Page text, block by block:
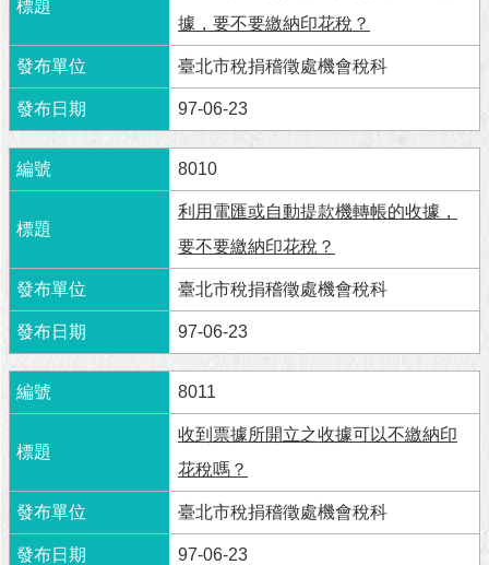
公
參
與
專
臺
北
旅
遊
網
政
府
站
開
告
據，要不要繳納印花稅？
臺北市稅捐稽徵處機會稅科
97-06-23
8010
利用電匯或自動提款機轉帳的收據，
要不要繳納印花稅？
臺北市稅捐稽徵處機會稅科
97-06-23
8011
收到票據所開立之收據可以不繳納印
花稅嗎？
臺北市稅捐稽徵處機會稅科
97-06-23